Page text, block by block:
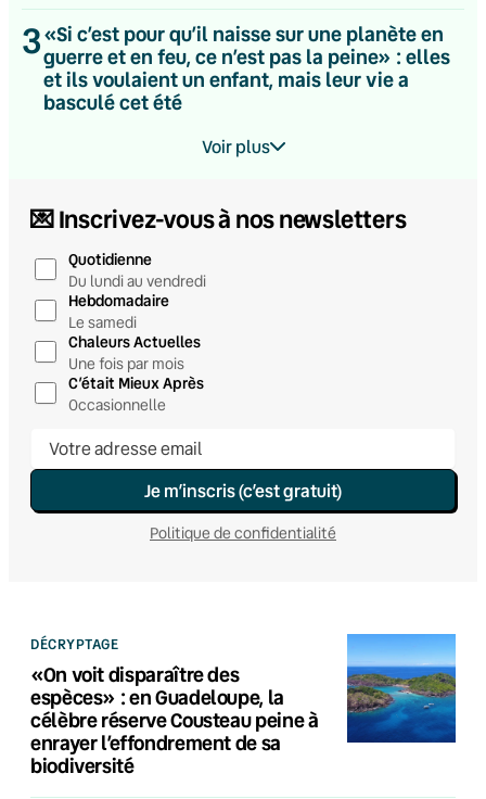
3«Si c’est pour qu’il naisse sur une planète en
guerre et en feu, ce n’est pas la peine» : elles
et ils voulaient un enfant, mais leur vie a
basculé cet été
Voir plus
💌 Inscrivez-vous à nos newsletters
Quotidienne
Du lundi au vendredi
Hebdomadaire
Le samedi
Chaleurs Actuelles
Une fois par mois
C’était Mieux Après
Occasionnelle
Je m’inscris (c’est gratuit)
Politique de confidentialité
DÉCRYPTAGE
«On voit disparaître des
espèces» : en Guadeloupe, la
célèbre réserve Cousteau peine à
enrayer l’effondrement de sa
biodiversité